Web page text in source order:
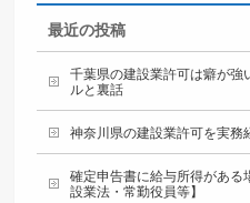
最近の投稿
千葉県の建設業許可は癖が強
ルと裏話
神奈川県の建設業許可を実務
確定申告書に給与所得がある
設業法・常勤役員等】